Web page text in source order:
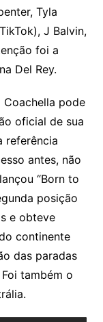
Tyla
J Balvin,
foi a
Del Rey.
Coachella pode
oficial de sua
referência
antes, não
“Born to
posição
e obteve
continente
das paradas
também o